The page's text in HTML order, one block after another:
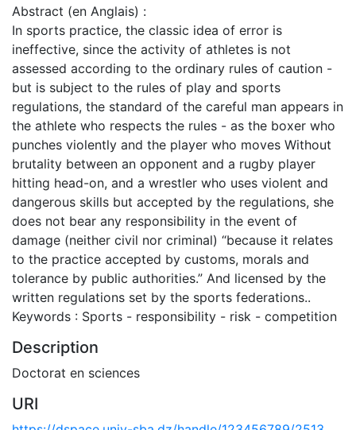
Abstract (en Anglais) :
In sports practice, the classic idea of error is
ineffective, since the activity of athletes is not
assessed according to the ordinary rules of caution -
but is subject to the rules of play and sports
regulations, the standard of the careful man appears in
the athlete who respects the rules - as the boxer who
punches violently and the player who moves Without
brutality between an opponent and a rugby player
hitting head-on, and a wrestler who uses violent and
dangerous skills but accepted by the regulations, she
does not bear any responsibility in the event of
damage (neither civil nor criminal) “because it relates
to the practice accepted by customs, morals and
tolerance by public authorities.” And licensed by the
written regulations set by the sports federations..
Keywords : Sports - responsibility - risk - competition
Description
Doctorat en sciences
URI